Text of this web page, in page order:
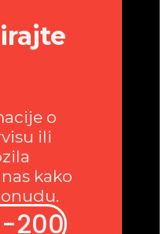
o
ili
kako
200